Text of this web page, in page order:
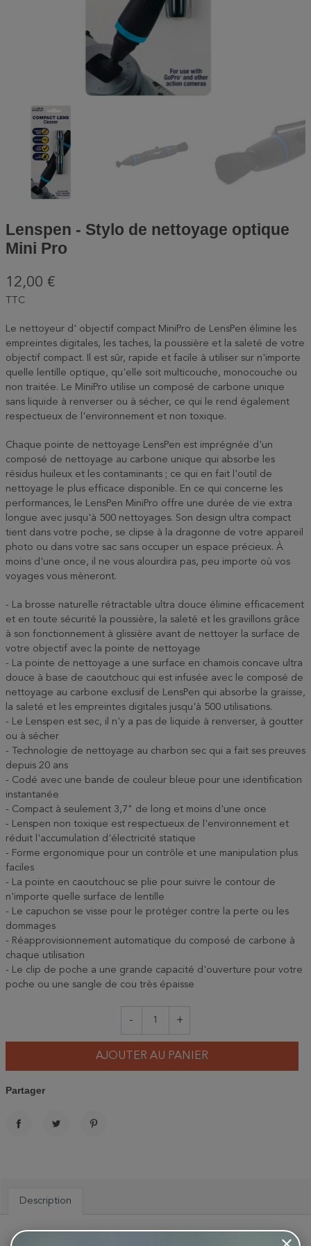
Lenspen - Stylo de nettoyage optique
Mini Pro
12,00 €
TTC
Le nettoyeur d' objectif compact MiniPro de LensPen élimine les
empreintes digitales, les taches, la poussière et la saleté de votre
objectif compact. Il est sûr, rapide et facile à utiliser sur n'importe
quelle lentille optique, qu'elle soit multicouche, monocouche ou
non traitée. Le MiniPro utilise un composé de carbone unique
sans liquide à renverser ou à sécher, ce qui le rend également
respectueux de l'environnement et non toxique.
Chaque pointe de nettoyage LensPen est imprégnée d'un
composé de nettoyage au carbone unique qui absorbe les
résidus huileux et les contaminants ; ce qui en fait l'outil de
nettoyage le plus efficace disponible. En ce qui concerne les
performances, le LensPen MiniPro offre une durée de vie extra
longue avec jusqu'à 500 nettoyages. Son design ultra compact
tient dans votre poche, se clipse à la dragonne de votre appareil
photo ou dans votre sac sans occuper un espace précieux. À
moins d'une once, il ne vous alourdira pas, peu importe où vos
voyages vous mèneront.
- La brosse naturelle rétractable ultra douce élimine efficacement
et en toute sécurité la poussière, la saleté et les gravillons grâce
à son fonctionnement à glissière avant de nettoyer la surface de
votre objectif avec la pointe de nettoyage
- La pointe de nettoyage a une surface en chamois concave ultra
douce à base de caoutchouc qui est infusée avec le composé de
nettoyage au carbone exclusif de LensPen qui absorbe la graisse,
la saleté et les empreintes digitales jusqu'à 500 utilisations.
- Le Lenspen est sec, il n'y a pas de liquide à renverser, à goutter
ou à sécher
- Technologie de nettoyage au charbon sec qui a fait ses preuves
depuis 20 ans
- Codé avec une bande de couleur bleue pour une identification
instantanée
- Compact à seulement 3,7" de long et moins d'une once
- Lenspen non toxique est respectueux de l'environnement et
réduit l'accumulation d'électricité statique
- Forme ergonomique pour un contrôle et une manipulation plus
faciles
- La pointe en caoutchouc se plie pour suivre le contour de
n'importe quelle surface de lentille
- Le capuchon se visse pour le protéger contre la perte ou les
dommages
- Réapprovisionnement automatique du composé de carbone à
chaque utilisation
- Le clip de poche a une grande capacité d'ouverture pour votre
poche ou une sangle de cou très épaisse
- +
AJOUTER AU PANIER
Partager
Description
Matériaux : Polycarbonate, caoutchouc, peau de chamois